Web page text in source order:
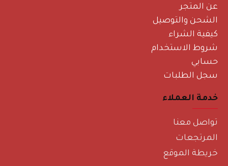
عن المتجر
الشحن والتوصيل
كيفية الشراء
شروط الاستخدام
حسابي
سجل الطلبات
خدمة العملاء
تواصل معنا
المرتجعات
خريطة الموقع